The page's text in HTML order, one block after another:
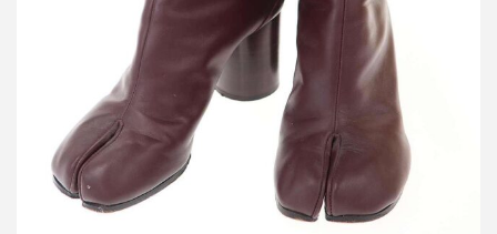
詳しく見る